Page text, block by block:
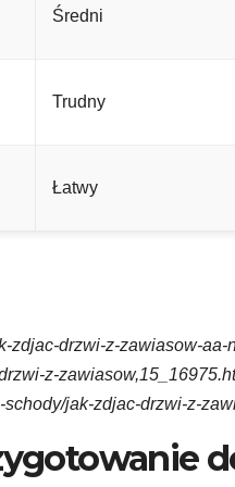
Średni
Trudny
Łatwy
zdjac-drzwi-z-zawiasow-aa-
z-
jak-zdjac-drzwi-z-